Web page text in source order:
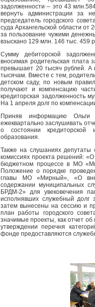
задолженности – это 43
вернуть администрации за
председатель городского
суда Архангельской области от
за пользование чужими
взыскано 129 млн. 146 тыс. 459
Сумму дебиторской
вносимая родительская плата
превышает 20 тысяч рублей. А
тысячам. Вместе с тем,
детском саду, по новым
получают и компенсацию
кредиторская задолженность
На 1 апреля долг по
Приняв информацию Ольги
ежеквартально заслушивать
о состоянии кредиторской
образования.
Также на слушаниях
комиссиях проекта решений:
бюджетном процессе в МО
Положение о порядке
главы МО «Мирный», «О
содержании муниципальных
БРДМ-2» для увековечения
исполнявших служебный долг
затем вынесены на сессию и
план работы городского
значимые проекты, как отчет
утверждении перечня
фонде предоставляются